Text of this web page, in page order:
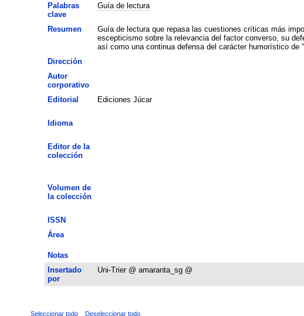
Palabras
clave
Guía de lectura
Resumen
Guía de lectura que repasa las cuestiones críticas más
escepticismo sobre la relevancia del factor converso, su
así como una continua defensa del carácter humorístico de
Dirección
Autor
corporativo
Editorial Ediciones Júcar
Idioma
Editor de la
colección
Volumen de
la colección
ISSN
Área
Notas
Insertado
por
Uni-Trier @ amaranta_sg @
Seleccionar todo Deseleccionar todo